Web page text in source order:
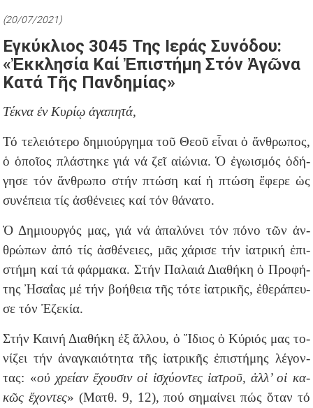
(20/07/2021)
Εγκύκλιος 3045 Της Ιεράς Συνόδου:
«Ἐκκλησία Καί Ἐπιστήμη Στόν Ἀγῶνα
Κατά Τῆς Πανδημίας»
Τέκνα ἐν Κυρίῳ ἀγαπητά,
Τό τε­λει­ό­τε­ρο δη­μι­ούρ­γη­μα τοῦ Θε­οῦ εἶ­ναι ὁ ἄν­θρω­πος,
ὁ ὁ­ποῖ­ος πλά­στη­κε γιά νά ζεῖ αἰ­ώ­νια. Ὁ ἐ­γω­ι­σμός ὁ­δή­
γη­σε τόν ἄν­θρω­πο στήν πτώ­ση καί ἡ πτώ­ση ἔ­φε­ρε ὡς
συ­νέ­πεια τίς ἀ­σθέ­νει­ες καί τόν θά­να­το.
Ὁ Δη­μι­ουρ­γός μας, γιά νά ἁ­πα­λύ­νει τόν πό­νο τῶν ἀν­
θρώ­πων ἀπό τίς ἀ­σθέ­νει­ες, μᾶς χά­ρι­σε τήν ἰ­α­τρι­κή ἐ­πι­
στή­μη καί τά φάρ­μα­κα. Στήν Πα­λαι­ά Δι­α­θή­κη ὁ Προ­φή­
της Ἠ­σα­ΐ­ας μέ τήν βο­ή­θεια τῆς τό­τε ἰ­α­τρι­κῆς, ἐ­θε­ρά­πευ­
σε τόν Ἐ­ζε­κί­α.
Στήν Και­νή Δι­α­θή­κη ἐξ ἄλ­λου, ὁ Ἴ­διος ὁ Κύ­ριός μας το­
νί­ζει τήν ἀ­ναγ­και­ό­τη­τα τῆς ἰ­α­τρι­κῆς ἐ­πι­στή­μης λέ­γον­
τας: «οὐ χρεί­αν ἔ­χου­σιν οἱ ἰ­σχύ­ον­τες ἰα­τροῦ, ἀλ­λ’ οἱ κα­
κῶς ἔ­χον­τες» (Ματθ. 9, 12), πού ση­μαί­νει πώς ὅταν τό